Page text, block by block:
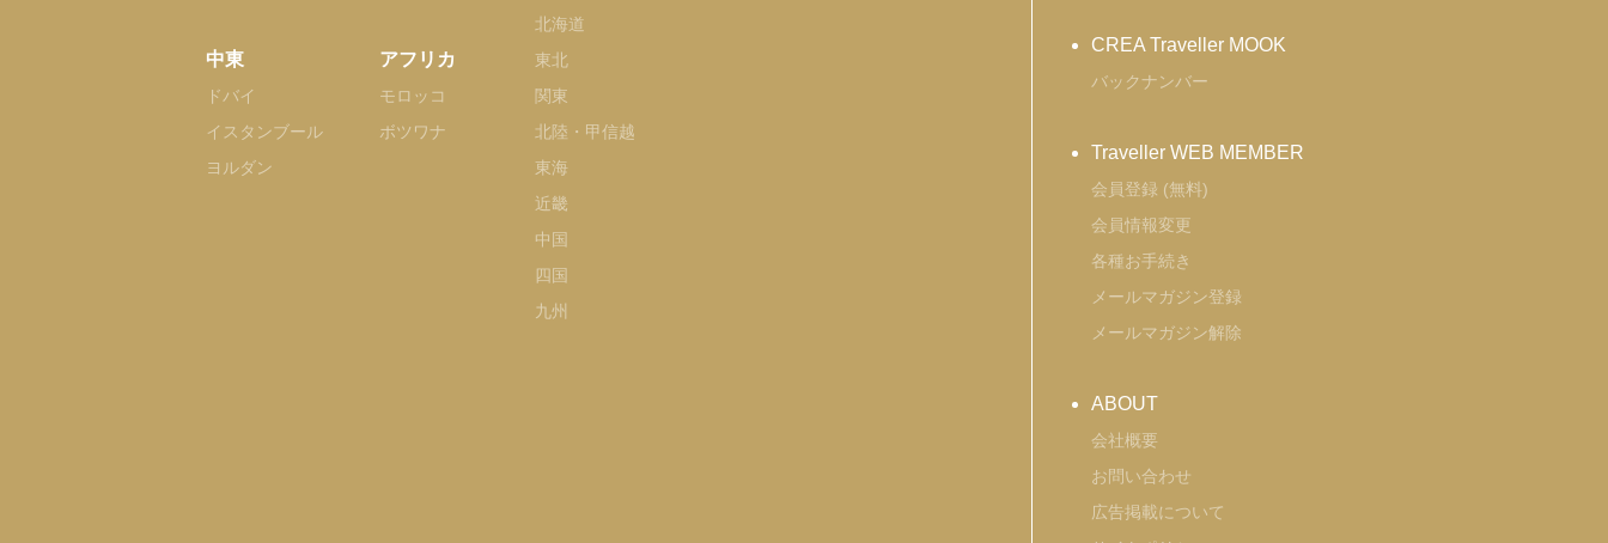
中東
ドバイ
イスタンブール
ヨルダン
アフリカ
モロッコ
ボツワナ
北海道
東北
関東
北陸・甲信越
東海
近畿
中国
四国
九州
CREA Traveller MOOK
バックナンバー
Traveller WEB MEMBER
会員登録 (無料)
会員情報変更
各種お手続き
メールマガジン登録
メールマガジン解除
ABOUT
会社概要
お問い合わせ
広告掲載について